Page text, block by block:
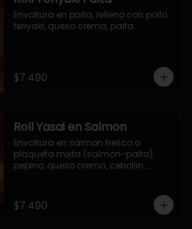
Envoltura en palta, relleno con pollo
teriyaki, queso crema, palta.
$7.490
Roll Yasai en Salmon
Envoltura en salmon fresco o
plaqueta mixta (salmon-palta),
pepino, queso crema, cebollin,
$7.490